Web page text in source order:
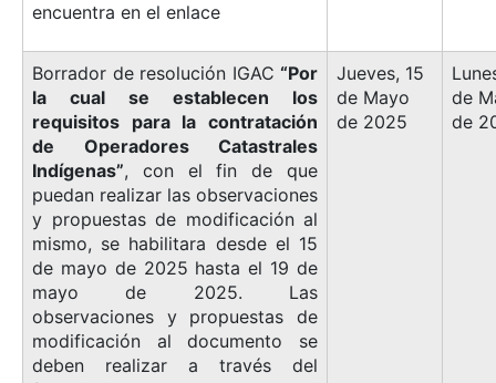
encuentra en el enlace
Borrador de resolución IGAC “Por
la cual se establecen los
requisitos para la contratación
de Operadores Catastrales
Indígenas”, con el fin de que
puedan realizar las observaciones
y propuestas de modificación al
mismo, se habilitara desde el 15
de mayo de 2025 hasta el 19 de
mayo de 2025. Las
observaciones y propuestas de
modificación al documento se
deben realizar a través del
Jueves, 15
de Mayo
de 2025
de
de